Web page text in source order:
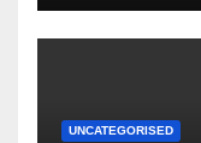
UNCATEGORISED